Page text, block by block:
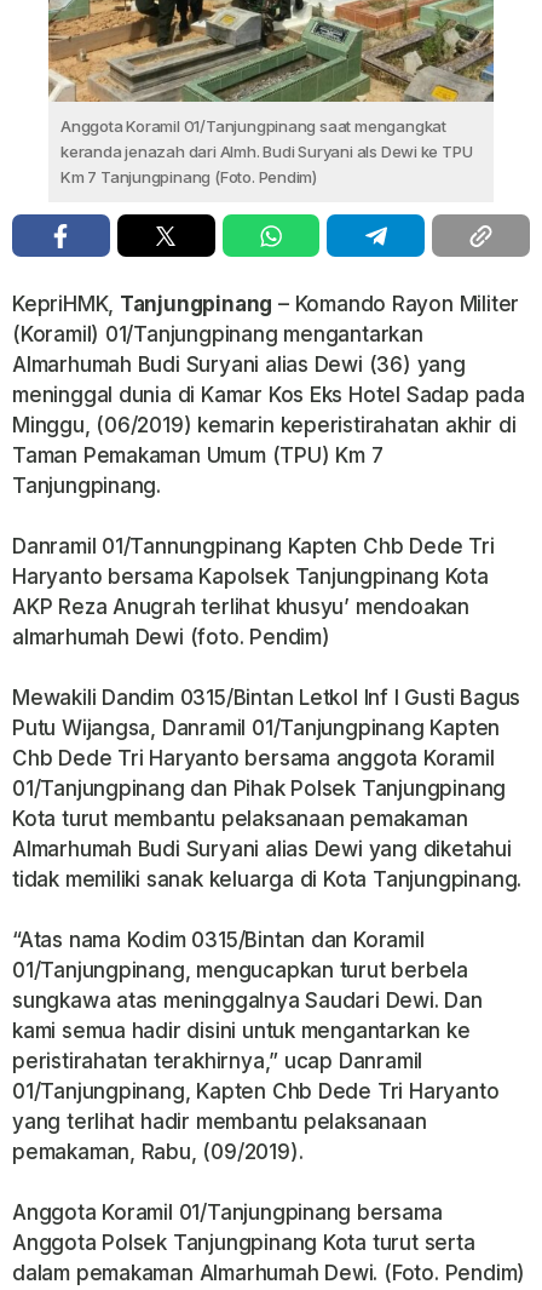
Anggota Koramil 01/Tanjungpinang saat mengangkat
keranda jenazah dari Almh. Budi Suryani als Dewi ke TPU
Km 7 Tanjungpinang (Foto. Pendim)
KepriHMK, Tanjungpinang – Komando Rayon Militer
(Koramil) 01/Tanjungpinang mengantarkan
Almarhumah Budi Suryani alias Dewi (36) yang
meninggal dunia di Kamar Kos Eks Hotel Sadap pada
Minggu, (06/2019) kemarin keperistirahatan akhir di
Taman Pemakaman Umum (TPU) Km 7
Tanjungpinang.
Danramil 01/Tannungpinang Kapten Chb Dede Tri
Haryanto bersama Kapolsek Tanjungpinang Kota
AKP Reza Anugrah terlihat khusyu’ mendoakan
almarhumah Dewi (foto. Pendim)
Mewakili Dandim 0315/Bintan Letkol Inf I Gusti Bagus
Putu Wijangsa, Danramil 01/Tanjungpinang Kapten
Chb Dede Tri Haryanto bersama anggota Koramil
01/Tanjungpinang dan Pihak Polsek Tanjungpinang
Kota turut membantu pelaksanaan pemakaman
Almarhumah Budi Suryani alias Dewi yang diketahui
tidak memiliki sanak keluarga di Kota Tanjungpinang.
“Atas nama Kodim 0315/Bintan dan Koramil
01/Tanjungpinang, mengucapkan turut berbela
sungkawa atas meninggalnya Saudari Dewi. Dan
kami semua hadir disini untuk mengantarkan ke
peristirahatan terakhirnya,” ucap Danramil
01/Tanjungpinang, Kapten Chb Dede Tri Haryanto
yang terlihat hadir membantu pelaksanaan
pemakaman, Rabu, (09/2019).
Anggota Koramil 01/Tanjungpinang bersama
Anggota Polsek Tanjungpinang Kota turut serta
dalam pemakaman Almarhumah Dewi. (Foto. Pendim)